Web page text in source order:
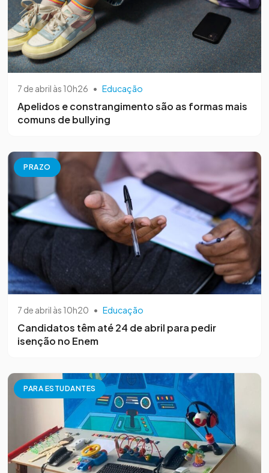
7 de abril às 10h26 • Educação
Apelidos e constrangimento são as formas mais
comuns de bullying
PRAZO
7 de abril às 10h20 • Educação
Candidatos têm até 24 de abril para pedir
isenção no Enem
PARA ESTUDANTES